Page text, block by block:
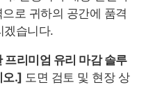
로 귀하의 공간에 품격
겠습니다.
리미엄 유리 마감 솔루
오.] 도면 검토 및 현장 상